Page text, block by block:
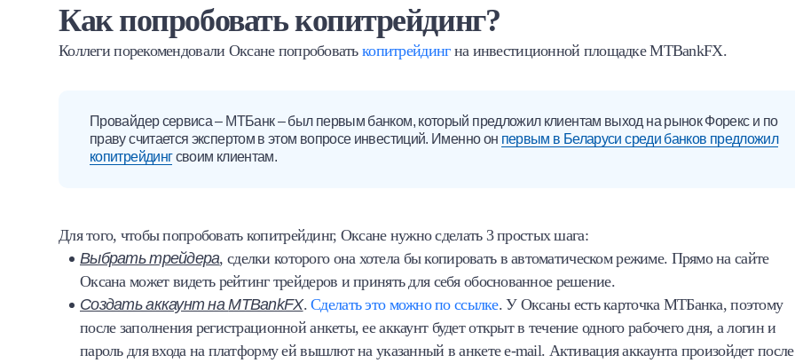
Как попробовать копитрейдинг?
Коллеги порекомендовали Оксане попробоватькопитрейдингна инвестиционной площадке MTBankFX.
Провайдер сервиса – МТБанк – был первым банком, который предложил клиентам выход на рынок Форекс и по
праву считается экспертом в этом вопросе инвестиций. Именно он первым в Беларуси среди банков предложил
копитрейдингсвоим клиентам.
Для того, чтобы попробовать копитрейдинг, Оксане нужно сделать 3 простых шага:
Выбрать трейдера, сделки которого она хотела бы копировать в автоматическом режиме. Прямо на сайте
Оксана может видеть рейтинг трейдеров и принять для себя обоснованное решение.
Создать аккаунт наMTBankFX.Сделать это можно по ссылке. У Оксаны есть карточка МТБанка, поэтому
после заполнения регистрационной анкеты, ее аккаунт будет открыт в течение одного рабочего дня, а логин и
пароль для входа на платформу ей вышлют на указанный в анкете e-mail. Активация аккаунта произойдет после